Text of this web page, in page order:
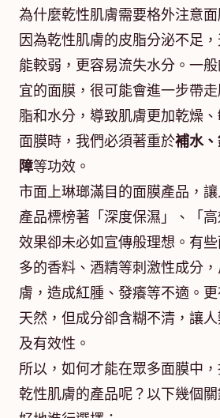
為什麼乾性肌膚需要格外注意
因為乾性肌膚的皮脂分泌不足
能較弱，更容易流失水分。一
宜的面膜，很可能會進一步帶
脂和水分，導致肌膚更加乾燥
面膜時，我們必須著重於補水
障等功效。
市面上琳瑯滿目的面膜產品，
產品標榜著「深度保濕」、「
效果卻未必如宣傳般理想。有
多的香料、酒精等刺激性成分
膚，造成紅腫、發癢等不適。
天然，但成分卻含糊不清，讓
及有效性。
所以，如何才能在眾多面膜中
乾性肌膚的產品呢？以下幾個